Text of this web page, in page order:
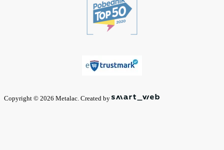
Copyright © 2026 Metalac. Created by